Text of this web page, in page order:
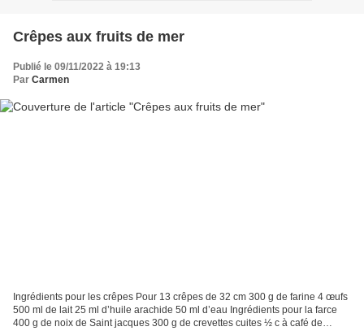
Crêpes aux fruits de mer
Publié le 09/11/2022 à 19:13
Par Carmen
Ingrédients pour les crêpes Pour 13 crêpes de 32 cm 300 g de farine 4 œufs
500 ml de lait 25 ml d’huile arachide 50 ml d’eau Ingrédients pour la farce
400 g de noix de Saint jacques 300 g de crevettes cuites ½ c à café de